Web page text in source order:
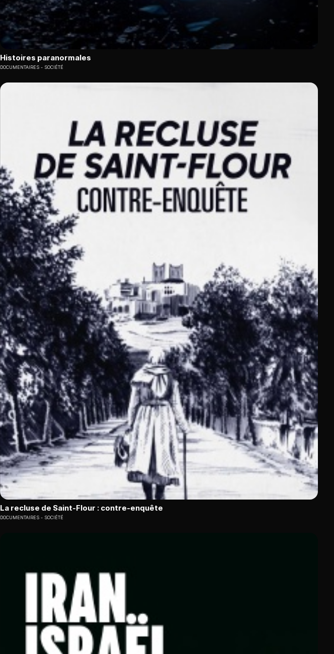
Histoires paranormales
DOCUMENTAIRES SOCIÉTÉ
La recluse de Saint-Flour : contre-enquête
DOCUMENTAIRES SOCIÉTÉ